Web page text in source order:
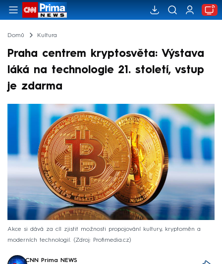
Domů Kultura
Praha centrem kryptosvěta: Výstava
láká na technologie 21. století, vstup
je zdarma
Akce si dává za cíl zjistit možnosti propojování kultury, kryptoměn a
moderních technologií.
Zdroj: Profimedia.cz
CNN Prima NEWS